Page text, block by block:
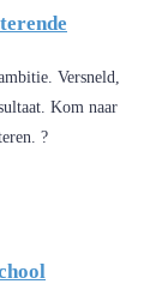
Versneld,
Kom naar
?